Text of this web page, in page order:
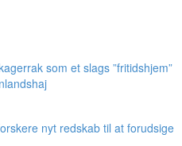
som et slags ”fritidshjem”
nyt redskab til at forudsige